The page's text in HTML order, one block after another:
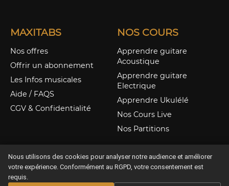
MAXITABS
Nos offres
Offrir un abonnement
Les Infos musicales
Aide / FAQS
CGV & Confidentialité
NOS COURS
Apprendre guitare
Acoustique
Apprendre guitare
Electrique
Apprendre Ukulélé
Nos Cours Live
Nos Partitions
Nous utilisons des cookies pour analyser notre audience et améliorer
votre expérience. Conformément au RGPD, votre consentement est
requis.